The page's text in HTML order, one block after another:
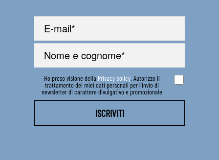
Ho preso visione della Privacy policy. Autorizzo il
trattamento dei miei dati personali per l’invio di
newsletter di carattere divulgativo e promozionale